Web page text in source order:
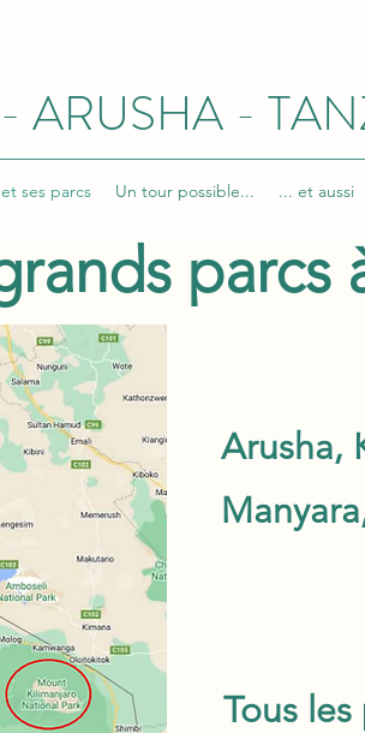
ARUSHA -
ses parcs Un tour possible... ... et aussi
parcs
Tous
Arusha,